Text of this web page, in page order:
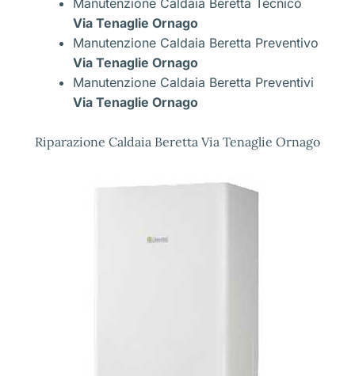
Manutenzione Caldaia Beretta Tecnico
Via Tenaglie Ornago
Manutenzione Caldaia Beretta Preventivo
Via Tenaglie Ornago
Manutenzione Caldaia Beretta Preventivi
Via Tenaglie Ornago
Riparazione Caldaia Beretta Via Tenaglie Ornago